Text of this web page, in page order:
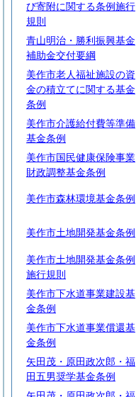
び寄附に関する条例施行
規則
青山明治・勝利振興基金
補助金交付要綱
美作市老人福祉施設の資
金の積立てに関する基金
条例
美作市介護給付費等準備
基金条例
美作市国民健康保険事業
財政調整基金条例
美作市森林環境基金条例
美作市土地開発基金条例
美作市土地開発基金条例
施行規則
美作市下水道事業建設基
金条例
美作市下水道事業償還基
金条例
矢田茂・原田政次郎・福
田五男奨学基金条例